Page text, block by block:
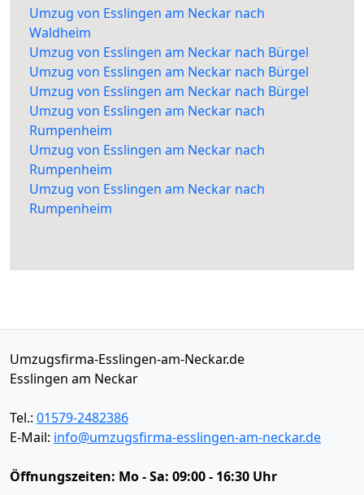
Umzug von Esslingen am Neckar nach
Waldheim
Umzug von Esslingen am Neckar nach Bürgel
Umzug von Esslingen am Neckar nach Bürgel
Umzug von Esslingen am Neckar nach Bürgel
Umzug von Esslingen am Neckar nach
Rumpenheim
Umzug von Esslingen am Neckar nach
Rumpenheim
Umzug von Esslingen am Neckar nach
Rumpenheim
Umzugsfirma-Esslingen-am-Neckar.de
Esslingen am Neckar
Tel.: 01579-2482386
E-Mail: info@umzugsfirma-esslingen-am-neckar.de
Öffnungszeiten: Mo - Sa: 09:00 - 16:30 Uhr